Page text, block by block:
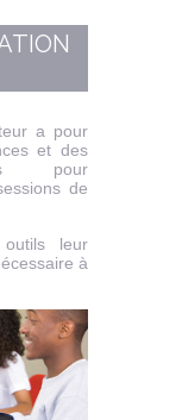
a pour
et des
pour
de
leur
à